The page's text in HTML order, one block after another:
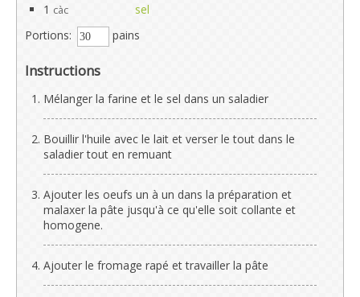
1 càc
sel
Portions:
pains
Instructions
Mélanger la farine et le sel dans un saladier
Bouillir l'huile avec le lait et verser le tout dans le
saladier tout en remuant
Ajouter les oeufs un à un dans la préparation et
malaxer la pâte jusqu'à ce qu'elle soit collante et
homogene.
Ajouter le fromage rapé et travailler la pâte